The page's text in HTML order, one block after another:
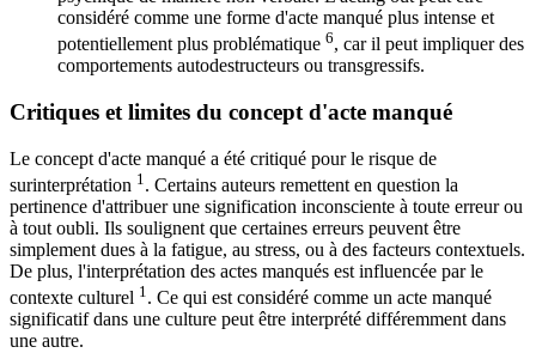
considéré comme une forme d'acte manqué plus intense et
potentiellement plus problématique 6, car il peut impliquer des
comportements autodestructeurs ou transgressifs.
Critiques et limites du concept d'acte manqué
Le concept d'acte manqué a été critiqué pour le risque de
surinterprétation 1 . Certains auteurs remettent en question la
pertinence d'attribuer une signification inconsciente à toute erreur ou
à tout oubli. Ils soulignent que certaines erreurs peuvent être
simplement dues à la fatigue, au stress, ou à des facteurs contextuels.
De plus, l'interprétation des actes manqués est influencée par le
contexte culturel 1 . Ce qui est considéré comme un acte manqué
significatif dans une culture peut être interprété différemment dans
une autre.